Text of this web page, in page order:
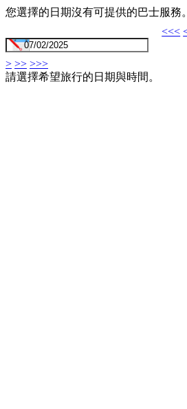
您選擇的日期沒有可提供的巴士服務
<<<
> >> >>>
請選擇希望旅行的日期與時間。